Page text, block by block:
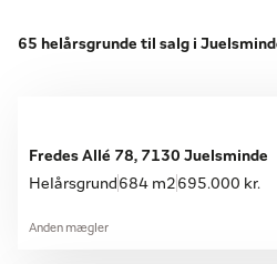
65 helårsgrunde til salg i
Fredes Allé 78, 7130 Juelsminde
Helårsgrund 684 m2 695.000 kr.
Anden mægler